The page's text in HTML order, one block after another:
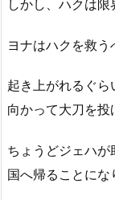
しかし、ハクは限
ヨナはハクを救う
起き上がれるぐ
向かって大刀を投
ちょうどジェハ
国へ帰ることにな